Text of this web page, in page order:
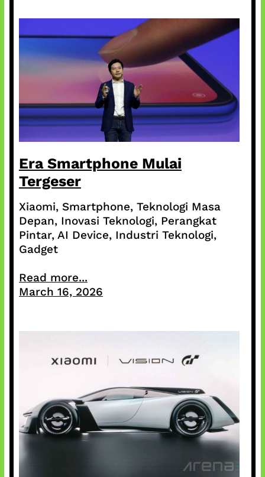
Era Smartphone Mulai
Tergeser
Xiaomi, Smartphone, Teknologi Masa
Depan, Inovasi Teknologi, Perangkat
Pintar, AI Device, Industri Teknologi,
Gadget
Read more...
March 16, 2026